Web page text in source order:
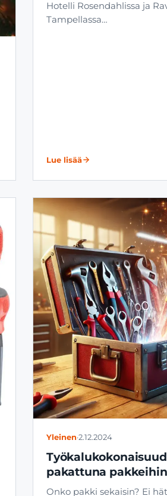
Hotelli Rosendahlissa ja
Tampellassa…
Lue lisää
Yleinen·2.12.2024
pakattuna pakkeihin
Onko pakki sekaisin? Ei